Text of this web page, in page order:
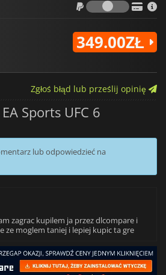
349.00ZŁ
Zgłoś błąd lub prześlij opinię
Sports UFC 6
lub odpowiedzieć na
zagrac kupilem ja przez dlcompare i
ze moglem taniej i lepiej kupic ta gre